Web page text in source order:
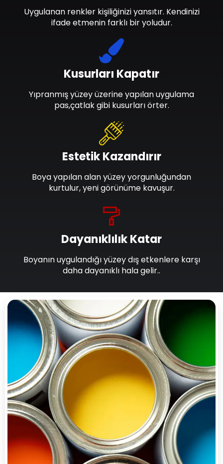
Dayanıklılık Katar
Boyanın uygulandığı yüzey dış etkenlere karşı
daha dayanıklı hala gelir..
Estetik Kazandırır
Boya yapılan alan yüzey yorgunluğundan
kurtulur, yeni görünüme kavuşur.
Kusurları Kapatır
Yıpranmış yüzey üzerine yapılan uygulama
pas,çatlak gibi kusurları örter.
Uygulanan renkler kişiliğinizi yansıtır. Kendinizi
ifade etmenin farklı bir yoludur.